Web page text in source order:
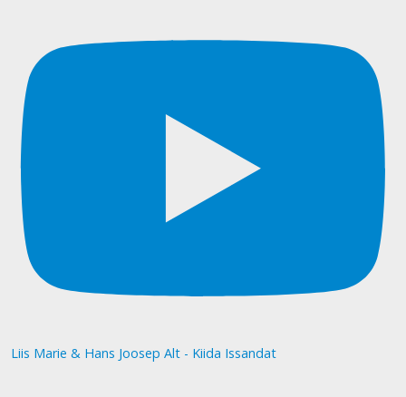
Liis Marie & Hans Joosep Alt - Kiida Issandat